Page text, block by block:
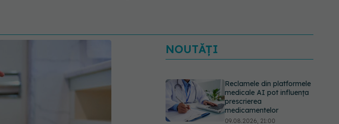
NOUTĂȚI
Reclamele din platformele
medicale AI pot influența
prescrierea
medicamentelor
09.08.2026, 21:00